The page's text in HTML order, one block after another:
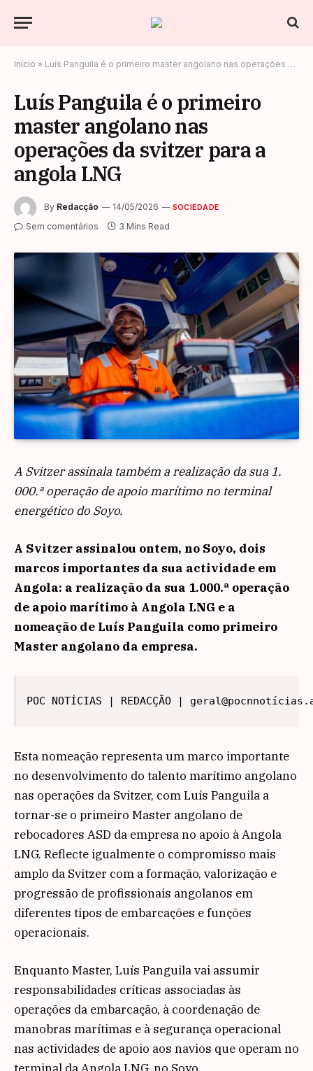
Início » Luís Panguila é o primeiro master angolano nas operações da svitzer para a angola LNG
Luís Panguila é o primeiro
master angolano nas
operações da svitzer para a
angola LNG
By Redacção 14/05/2026 SOCIEDADE
Sem comentários 3 Mins Read
A Svitzer assinala também a realização da sua 1.
000.ª operação de apoio marítimo no terminal
energético do Soyo.
A Svitzer assinalou ontem, no Soyo, dois
marcos importantes da sua actividade em
Angola: a realização da sua 1.000.ª operação
de apoio marítimo à Angola LNG e a
nomeação de Luís Panguila como primeiro
Master angolano da empresa.
POC NOTÍCIAS | REDACÇÃO |
Esta nomeação representa um marco importante
no desenvolvimento do talento marítimo angolano
nas operações da Svitzer, com Luís Panguila a
tornar-se o primeiro Master angolano de
rebocadores ASD da empresa no apoio à Angola
LNG. Reflecte igualmente o compromisso mais
amplo da Svitzer com a formação, valorização e
progressão de profissionais angolanos em
diferentes tipos de embarcações e funções
operacionais.
Enquanto Master, Luís Panguila vai assumir
responsabilidades críticas associadas às
operações da embarcação, à coordenação de
manobras marítimas e à segurança operacional
nas actividades de apoio aos navios que operam no